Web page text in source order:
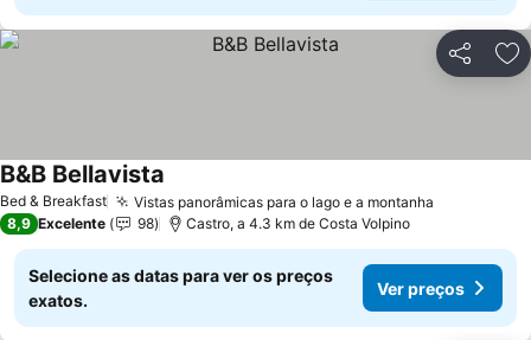
Partilhar
Bed & Breakfast Vistas panorâmicas para o lago e a montanha
B&B Bellavista
8,9 Excelente 98 Castro, a 4.3 km de Costa Volpino
Selecione as datas para ver os preços
exatos.
Ver preços